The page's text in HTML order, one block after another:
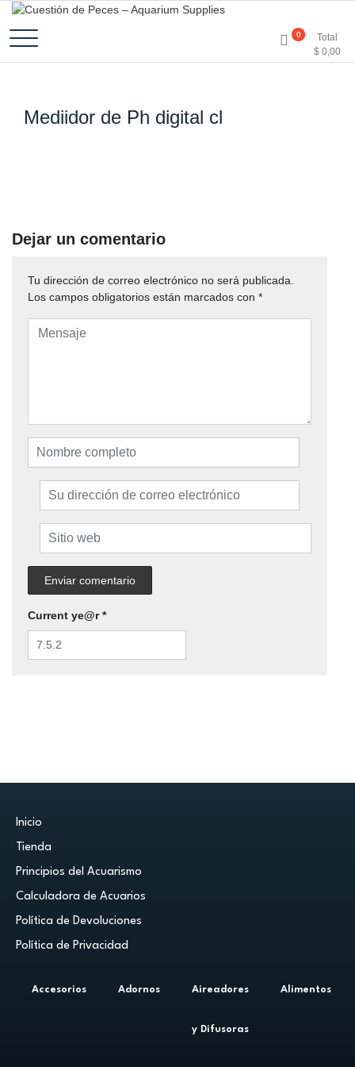
Cuestión de Peces –
Aquarium Supplies
0
Total
$ 0,00
Mediidor de Ph digital cl
Dejar un comentario
Tu dirección de correo electrónico no será publicada.
Los campos obligatorios están marcados con *
Current ye@r*
Inicio
Tienda
Principios del Acuarismo
Calculadora de Acuarios
Política de Devoluciones
Política de Privacidad
Accesorios Adornos Aireadores
y Difusoras
Alimentos